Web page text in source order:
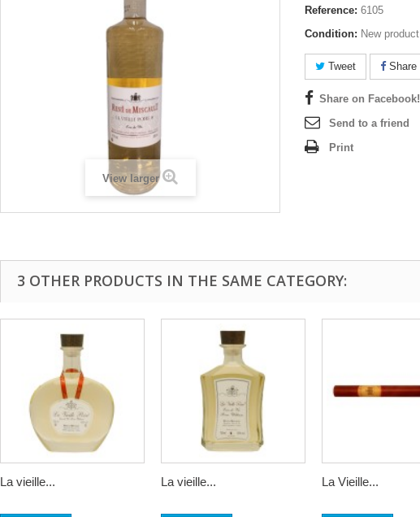
View larger
Reference: 6105
Condition: New product
Tweet Share
Share on Facebook!
Send to a friend
Print
3 OTHER PRODUCTS IN THE SAME CATEGORY:
La vieille... La vieille... La Vieille...